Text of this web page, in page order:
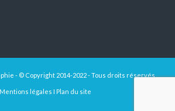
- © Copyright 2014-2022 - Tous droits réservés
Mentions légales I Plan du site